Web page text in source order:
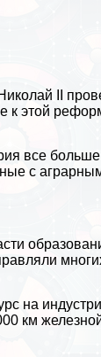
II
к этой
все
с
на
км